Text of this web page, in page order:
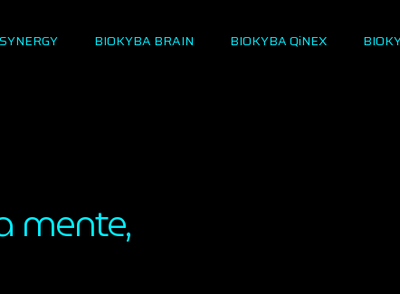
BIOKYBA BRAIN BIOKYBA QiNEX
mente,